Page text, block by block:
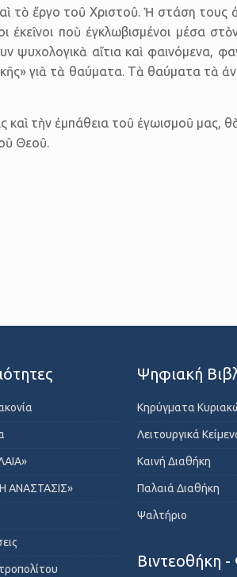
ἔργο τοῦ Χριστοῦ. Ἡ στάση τους
ποὺ ἐγκλωβισμένοι μέσα
αἴτια καὶ φαινόμενα,
γιὰ τὰ θαύματα. Τὰ θαύματα τὰ
καὶ τὴν ἐμπάθεια τοῦ ἐγωισμοῦ
Θεοῦ.
ΑΝΑΣΤΑΣΙΣ»
Ψηφιακή
Κηρύγματα
Λειτουργικά
Καινή Διαθήκη
Παλαιά Διαθήκη
Ψαλτήριο
Βιντεοθήκη